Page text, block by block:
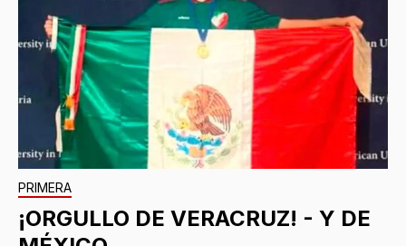
PRIMERA
¡ORGULLO DE VERACRUZ! - Y DE